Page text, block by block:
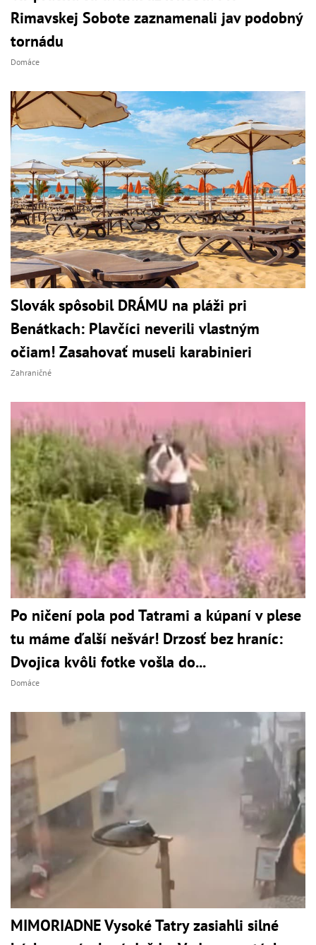
Rimavskej Sobote zaznamenali jav podobný
tornádu
Domáce
Slovák spôsobil DRÁMU na pláži pri
Benátkach: Plavčíci neverili vlastným
očiam! Zasahovať museli karabinieri
Zahraničné
Po ničení pola pod Tatrami a kúpaní v plese
tu máme ďalší nešvár! Drzosť bez hraníc:
Dvojica kvôli fotke vošla do...
Domáce
MIMORIADNE Vysoké Tatry zasiahli silné